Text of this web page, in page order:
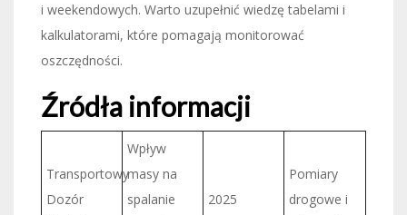
i weekendowych. Warto uzupełnić wiedzę tabelami i
kalkulatorami, które pomagają monitorować
oszczędności.
Źródła informacji
Transportowy
Dozór
Wpływ
masy na
spalanie
2025
Pomiary
drogowe i